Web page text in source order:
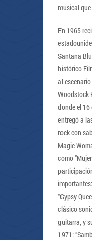
musical
En 1965
Santana
histórico
al
Woodstock
donde el
entregó a
rock con
Magic
como
“Gypsy
clásico
guitarra, y
1971: